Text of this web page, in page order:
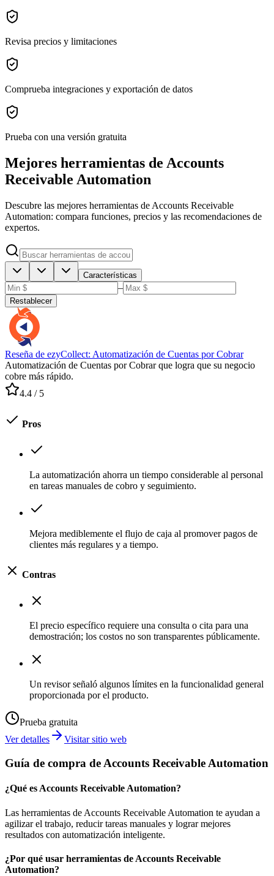
Revisa precios y limitaciones
Comprueba integraciones y exportación de datos
Prueba con una versión gratuita
Mejores herramientas de Accounts
Receivable Automation
Descubre las mejores herramientas de Accounts Receivable
Automation: compara funciones, precios y las recomendaciones de
expertos.
Características
–
Restablecer
Reseña de ezyCollect: Automatización de Cuentas por Cobrar
Automatización de Cuentas por Cobrar que logra que su negocio
cobre más rápido.
4.4 / 5
Pros
La automatización ahorra un tiempo considerable al personal
en tareas manuales de cobro y seguimiento.
Mejora mediblemente el flujo de caja al promover pagos de
clientes más regulares y a tiempo.
Contras
El precio específico requiere una consulta o cita para una
demostración; los costos no son transparentes públicamente.
Un revisor señaló algunos límites en la funcionalidad general
proporcionada por el producto.
Prueba gratuita
Ver detalles
Visitar sitio web
Guía de compra de Accounts Receivable Automation
¿Qué es Accounts Receivable Automation?
Las herramientas de Accounts Receivable Automation te ayudan a
agilizar el trabajo, reducir tareas manuales y lograr mejores
resultados con automatización inteligente.
¿Por qué usar herramientas de Accounts Receivable
Automation?